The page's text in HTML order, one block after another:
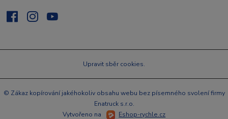
Upravit sběr cookies.
© Zákaz kopírování jakéhokoliv obsahu webu bez písemného svolení firmy
Enatruck s.r.o.
Vytvořeno na
Eshop-rychle.cz